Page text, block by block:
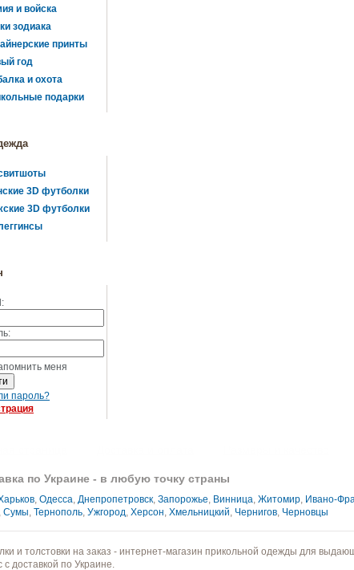
и войска
зодиака
принты
год
и охота
подарки
3D футболки
3D футболки
меня
пароль?
по Украине - в любую точку страны
, Одесса, Днепропетровск, Запорожье, Винница, Житомир, Ивано-
, Сумы, Тернополь, Ужгород, Херсон, Хмельницкий, Чернигов, Черновцы
и толстовки на заказ - интернет-магазин прикольной одежды для
с доставкой по Украине.